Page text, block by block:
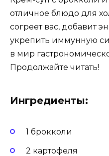
отличное блюдо для
согреет вас, добавит
укрепить иммунную
в мир
Продолжайте читать!
Ингредиенты:
1 брокколи
2 картофеля